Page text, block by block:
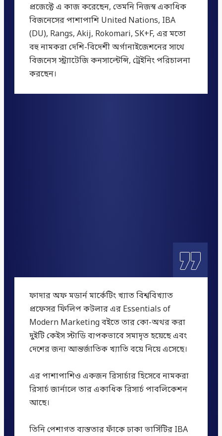
প্রজেক্টে এ কাজ করেছেন, তেমনি নিজস্ব একাধিক
বিজনেসের পাশাপাশি United Nations, IBA
(DU), Rangs, Akij, Rokomari, SK+F, এর মতো
বহু নামকরা দেশি-বিদেশী অর্গানাইজেশনের সাথে
বিজনেস স্ট্র্যাটেজি কনসাল্টেন্সি, ট্রেইনিং পরিচালনা
করছেন।
„
ফাদার অফ মডার্ন মার্কেটিং খ্যাত বিশ্ববিখ্যাত
প্রফেসর ফিলিপ কটলার এর Essentials of
Modern Marketing বইতে তার কো-অথর করা
দুইটি কেইস স্টাডি ব্যপকভাবে সমাদৃত হয়েছে এবং
দেশের জন্য আন্তর্জাতিক খ্যাতি বয়ে নিয়ে এসেছে।
এর পাশাপাশিও একজন রিসার্চার হিসেবে নামকরা
রিসার্চ জার্নালে তার একাধিক রিসার্চ পাবলিকেশন
আছে।
তিনি পেশাগত ব্যস্ততার ফাঁকে ঢাকা ভার্সিটির IBA